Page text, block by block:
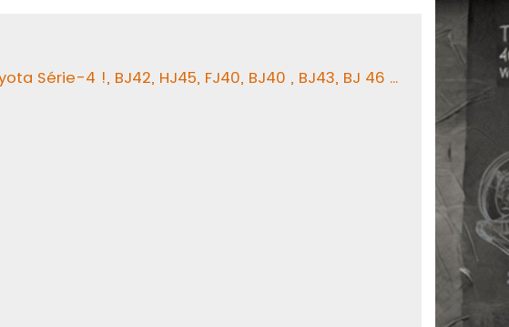
Série-4 !, BJ42, HJ45, FJ40, BJ40 , BJ43, BJ 46 ...